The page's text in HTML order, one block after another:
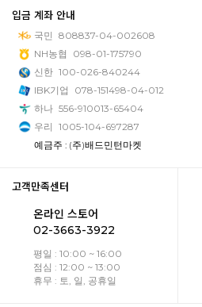
입금 계좌 안내
국민 808837-04-002608
NH농협
098-01-175790
신한 100-026-840244
IBK기업
078-151498-04-012
하나 556-910013-65404
우리 1005-104-697287
예금주 : (주)배드민턴마켓
고객만족센터
온라인 스토어
02-3663-3922
평일 : 10:00 ~ 16:00
점심 : 12:00 ~ 13:00
휴무 : 토, 일, 공휴일